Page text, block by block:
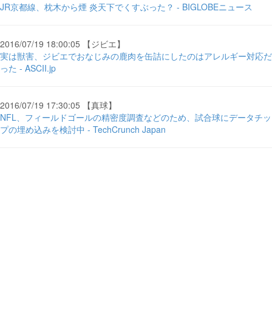
JR京都線、枕木から煙 炎天下でくすぶった？ - BIGLOBEニュース
2016/07/19 18:00:05 【ジビエ】
実は獣害、ジビエでおなじみの鹿肉を缶詰にしたのはアレルギー対応だ
った - ASCII.jp
2016/07/19 17:30:05 【真球】
NFL、フィールドゴールの精密度調査などのため、試合球にデータチッ
プの埋め込みを検討中 - TechCrunch Japan